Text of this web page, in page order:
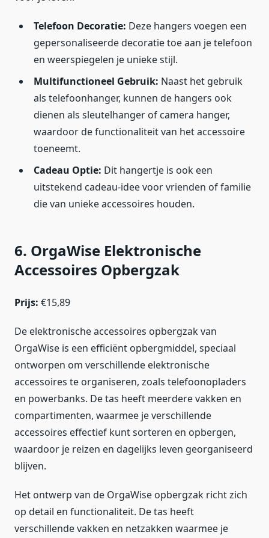
Telefoon Decoratie: Deze hangers voegen een
gepersonaliseerde decoratie toe aan je telefoon
en weerspiegelen je unieke stijl.
Multifunctioneel Gebruik: Naast het gebruik
als telefoonhanger, kunnen de hangers ook
dienen als sleutelhanger of camera hanger,
waardoor de functionaliteit van het accessoire
toeneemt.
Cadeau Optie: Dit hangertje is ook een
uitstekend cadeau-idee voor vrienden of familie
die van unieke accessoires houden.
6. OrgaWise Elektronische
Accessoires Opbergzak
Prijs: €15,89
De elektronische accessoires opbergzak van
OrgaWise is een efficiënt opbergmiddel, speciaal
ontworpen om verschillende elektronische
accessoires te organiseren, zoals telefoonopladers
en powerbanks. De tas heeft meerdere vakken en
compartimenten, waarmee je verschillende
accessoires effectief kunt sorteren en opbergen,
waardoor je reizen en dagelijks leven georganiseerd
blijven.
Het ontwerp van de OrgaWise opbergzak richt zich
op detail en functionaliteit. De tas heeft
verschillende vakken en netzakken waarmee je